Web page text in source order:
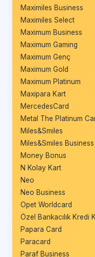
Maximiles Business
Maximiles Select
Maximum Business
Maximum Gaming
Maximum Genç
Maximum Gold
Maximum Platinum
Maxipara Kart
MercedesCard
Metal The Platinum
Miles&Smiles
Miles&Smiles Business
Money Bonus
N Kolay Kart
Neo
Neo Business
Opet Worldcard
Özel Bankacılık Kredi
Papara Card
Paracard
Paraf Business